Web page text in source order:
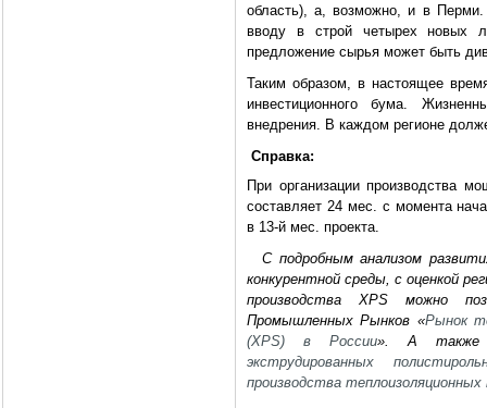
область), а, возможно, и в
вводу в строй четырех новых
предложение сырья может быть
Таким образом, в настоящее
инвестиционного бума.
внедрения. В каждом регионе
Справка:
При организации производства
составляет 24 мес. с момента
в 13-й мес. проекта.
С подробным анализом
конкурентной среды, с оценкой
производства XPS можно
Промышленных Рынков «Рынок
(XPS) в России». А также
экструдированных
производства